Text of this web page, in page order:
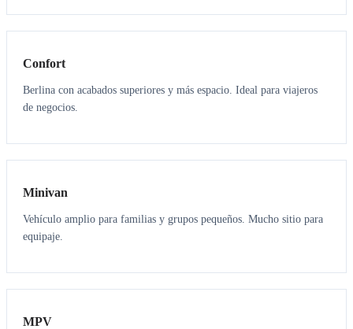
3 3
Confort
Berlina con acabados superiores y más espacio. Ideal para viajeros
de negocios.
6 5
Minivan
Vehículo amplio para familias y grupos pequeños. Mucho sitio para
equipaje.
7 7
MPV